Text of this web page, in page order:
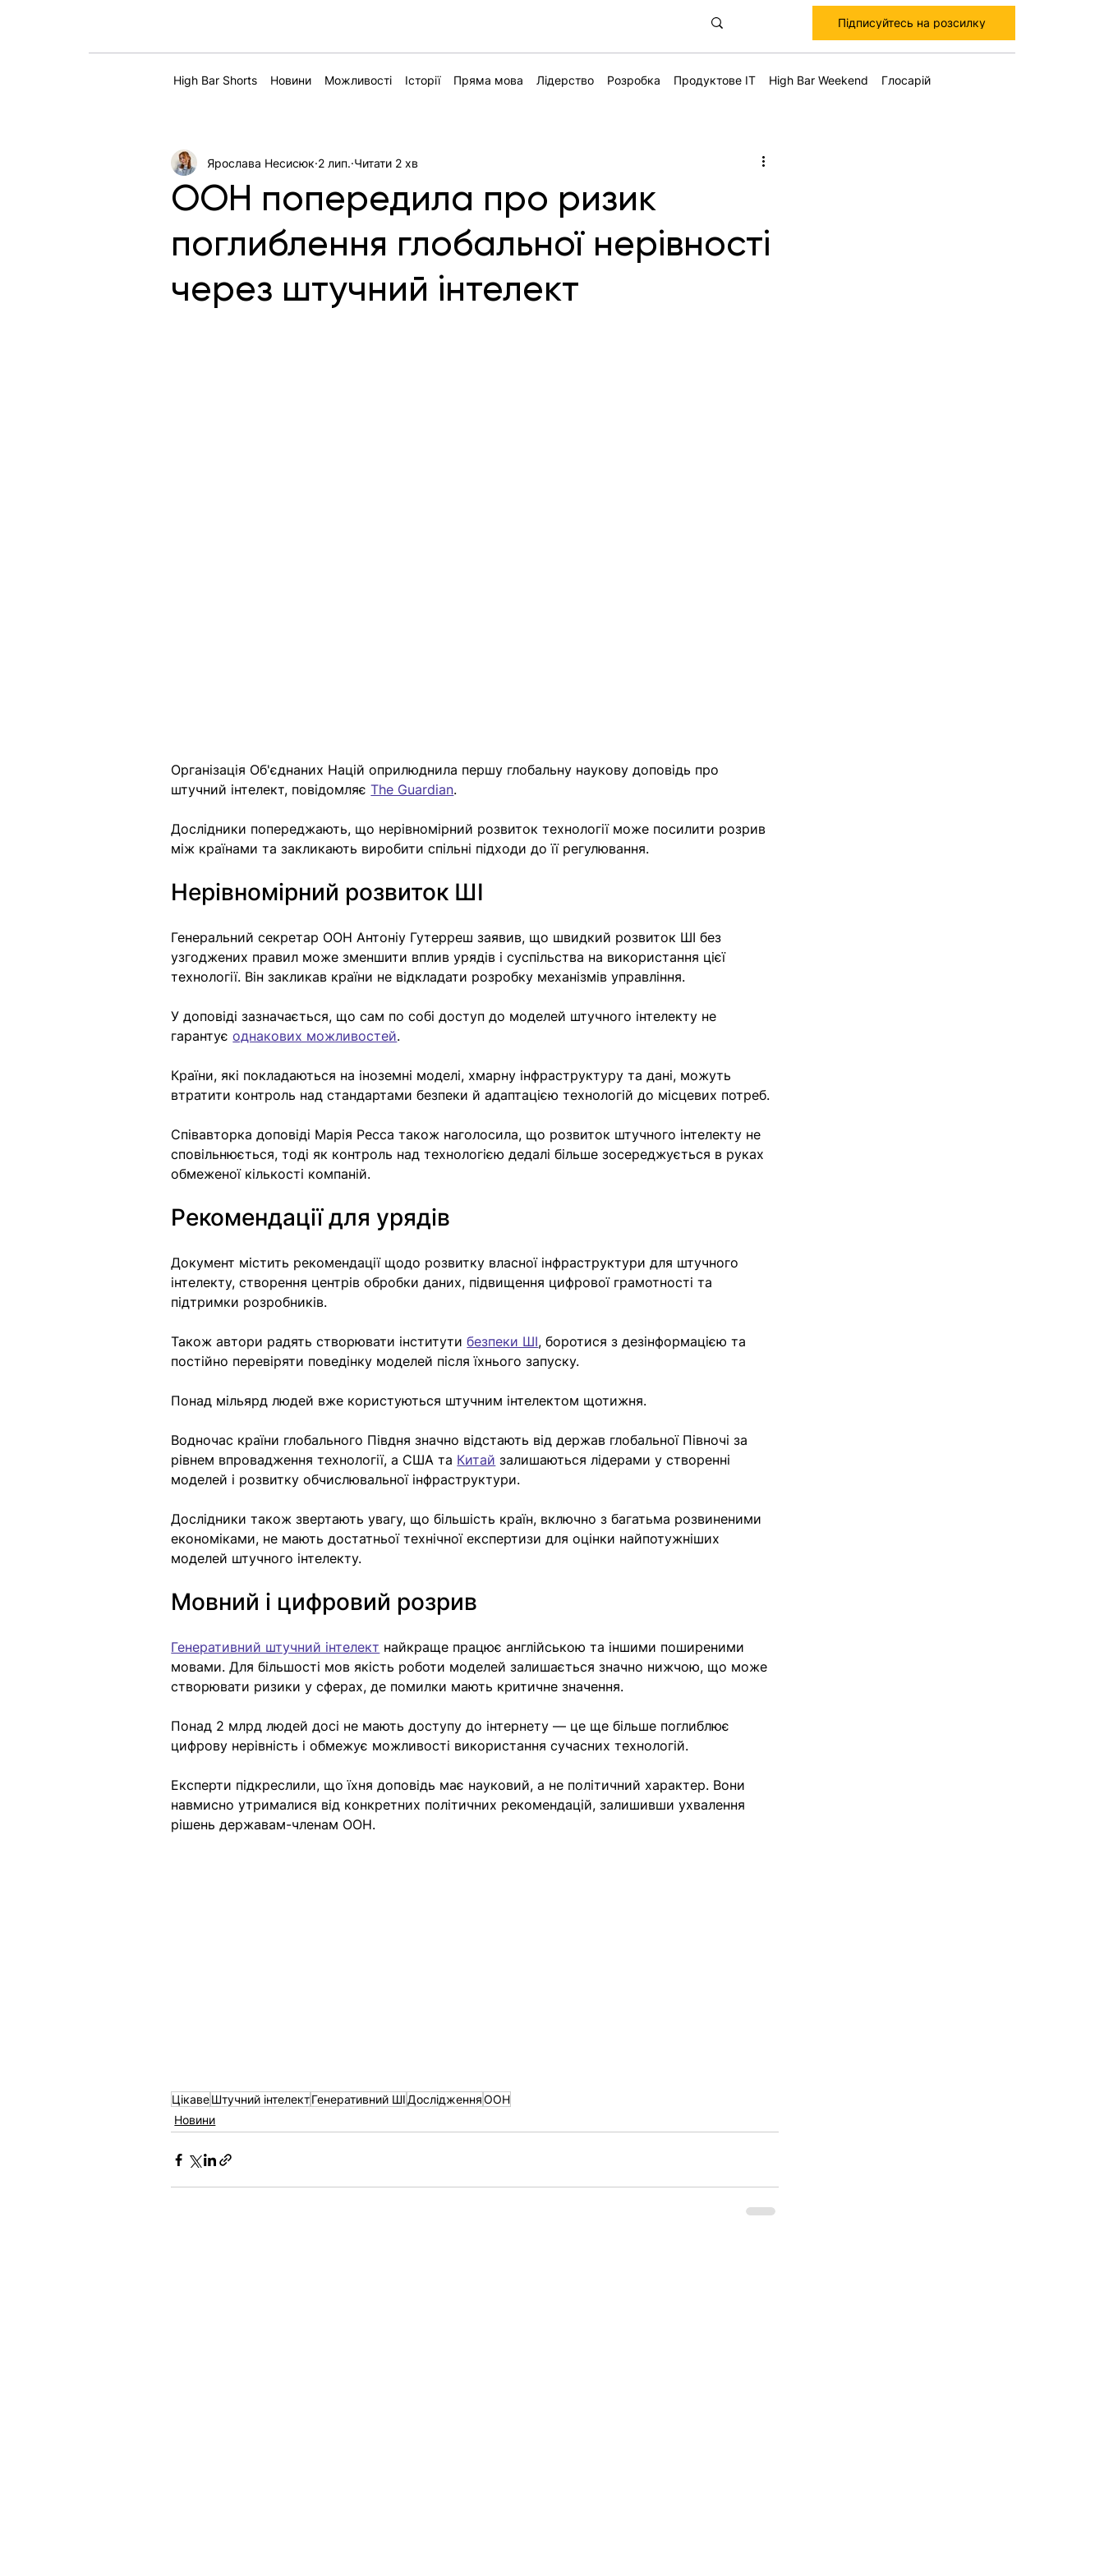
Підписуйтесь на розсилку
High Bar Shorts Новини Можливості Історії Пряма мова Лідерство Розробка Продуктове IT High Bar Weekend Глосарій
ООН попередила про ризик
поглиблення глобальної нерівності
через штучний інтелект
Ярослава Несисюк 2 лип. Читати 2 хв
Організація Об'єднаних Націй оприлюднила першу глобальну наукову доповідь про
штучний інтелект, повідомляє The Guardian.
Дослідники попереджають, що нерівномірний розвиток технології може посилити розрив
між країнами та закликають виробити спільні підходи до її регулювання.
Нерівномірний розвиток ШІ
Генеральний секретар ООН Антоніу Гутерреш заявив, що швидкий розвиток ШІ без
узгоджених правил може зменшити вплив урядів і суспільства на використання цієї
технології. Він закликав країни не відкладати розробку механізмів управління.
У доповіді зазначається, що сам по собі доступ до моделей штучного інтелекту не
гарантує однакових можливостей.
Країни, які покладаються на іноземні моделі, хмарну інфраструктуру та дані, можуть
втратити контроль над стандартами безпеки й адаптацією технологій до місцевих потреб.
Співавторка доповіді Марія Ресса також наголосила, що розвиток штучного інтелекту не
сповільнюється, тоді як контроль над технологією дедалі більше зосереджується в руках
обмеженої кількості компаній.
Рекомендації для урядів
Документ містить рекомендації щодо розвитку власної інфраструктури для штучного
інтелекту, створення центрів обробки даних, підвищення цифрової грамотності та
підтримки розробників.
Також автори радять створювати інститути безпеки ШІ, боротися з дезінформацією та
постійно перевіряти поведінку моделей після їхнього запуску.
Понад мільярд людей вже користуються штучним інтелектом щотижня.
Водночас країни глобального Півдня значно відстають від держав глобальної Півночі за
рівнем впровадження технології, а США та Китай залишаються лідерами у створенні
моделей і розвитку обчислювальної інфраструктури.
Дослідники також звертають увагу, що більшість країн, включно з багатьма розвиненими
економіками, не мають достатньої технічної експертизи для оцінки найпотужніших
моделей штучного інтелекту.
Мовний і цифровий розрив
Генеративний штучний інтелект найкраще працює англійською та іншими поширеними
мовами. Для більшості мов якість роботи моделей залишається значно нижчою, що може
створювати ризики у сферах, де помилки мають критичне значення.
Понад 2 млрд людей досі не мають доступу до інтернету — це ще більше поглиблює
цифрову нерівність і обмежує можливості використання сучасних технологій.
Експерти підкреслили, що їхня доповідь має науковий, а не політичний характер. Вони
навмисно утрималися від конкретних політичних рекомендацій, залишивши ухвалення
рішень державам-членам ООН.
ЦікавеШтучний інтелектГенеративний ШІ ДослідженняООН
Новини